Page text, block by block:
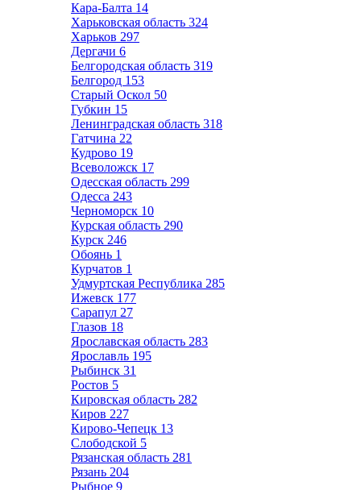
Кара-Балта 14
Харьковская область 324
Харьков 297
Дергачи 6
Белгородская область 319
Белгород 153
Старый Оскол 50
Губкин 15
Ленинградская область 318
Гатчина 22
Кудрово 19
Всеволожск 17
Одесская область 299
Одесса 243
Черноморск 10
Курская область 290
Курск 246
Обоянь 1
Курчатов 1
Удмуртская Республика 285
Ижевск 177
Сарапул 27
Глазов 18
Ярославская область 283
Ярославль 195
Рыбинск 31
Ростов 5
Кировская область 282
Киров 227
Кирово-Чепецк 13
Слободской 5
Рязанская область 281
Рязань 204
Рыбное 9